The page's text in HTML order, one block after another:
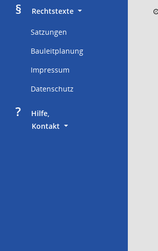
§
     Rechtstexte
Satzungen
Bauleitplanung
Impressum
Datenschutz
?
     Hilfe,
Kontakt